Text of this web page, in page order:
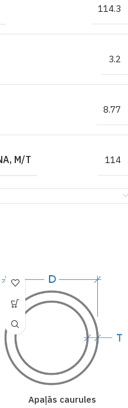
114.3
3.2
8.77
M/T 114
Apaļās caurules